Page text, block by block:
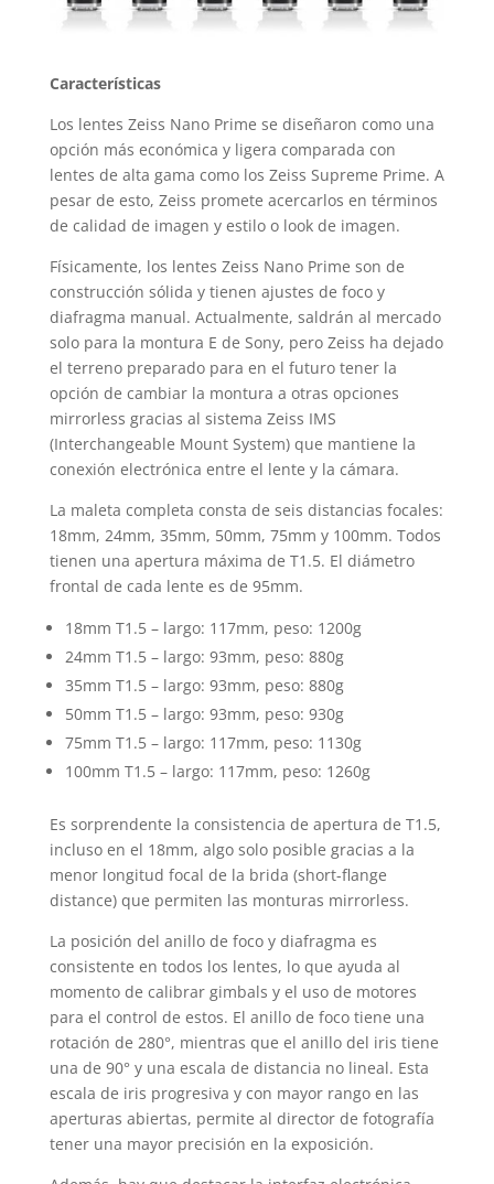
Características
Los lentes Zeiss Nano Prime se diseñaron como una
opción más económica y ligera comparada con
lentes de alta gama como los Zeiss Supreme Prime. A
pesar de esto, Zeiss promete acercarlos en términos
de calidad de imagen y estilo o look de imagen.
Físicamente, los lentes Zeiss Nano Prime son de
construcción sólida y tienen ajustes de foco y
diafragma manual. Actualmente, saldrán al mercado
solo para la montura E de Sony, pero Zeiss ha dejado
el terreno preparado para en el futuro tener la
opción de cambiar la montura a otras opciones
mirrorless gracias al sistema Zeiss IMS
(Interchangeable Mount System) que mantiene la
conexión electrónica entre el lente y la cámara.
La maleta completa consta de seis distancias focales:
18mm, 24mm, 35mm, 50mm, 75mm y 100mm. Todos
tienen una apertura máxima de T1.5. El diámetro
frontal de cada lente es de 95mm.
18mm T1.5 – largo: 117mm, peso: 1200g
24mm T1.5 – largo: 93mm, peso: 880g
35mm T1.5 – largo: 93mm, peso: 880g
50mm T1.5 – largo: 93mm, peso: 930g
75mm T1.5 – largo: 117mm, peso: 1130g
100mm T1.5 – largo: 117mm, peso: 1260g
Es sorprendente la consistencia de apertura de T1.5,
incluso en el 18mm, algo solo posible gracias a la
menor longitud focal de la brida (short-flange
distance) que permiten las monturas mirrorless.
La posición del anillo de foco y diafragma es
consistente en todos los lentes, lo que ayuda al
momento de calibrar gimbals y el uso de motores
para el control de estos. El anillo de foco tiene una
rotación de 280°, mientras que el anillo del iris tiene
una de 90° y una escala de distancia no lineal. Esta
escala de iris progresiva y con mayor rango en las
aperturas abiertas, permite al director de fotografía
tener una mayor precisión en la exposición.